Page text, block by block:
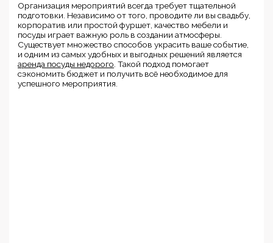
Организация мероприятий всегда требует тщательной
подготовки. Независимо от того, проводите ли вы свадьбу,
корпоратив или простой фуршет, качество мебели и
посуды играет важную роль в создании атмосферы.
Существует множество способов украсить ваше событие,
и одним из самых удобных и выгодных решений является
аренда посуды недорого. Такой подход помогает
сэкономить бюджет и получить всё необходимое для
успешного мероприятия.